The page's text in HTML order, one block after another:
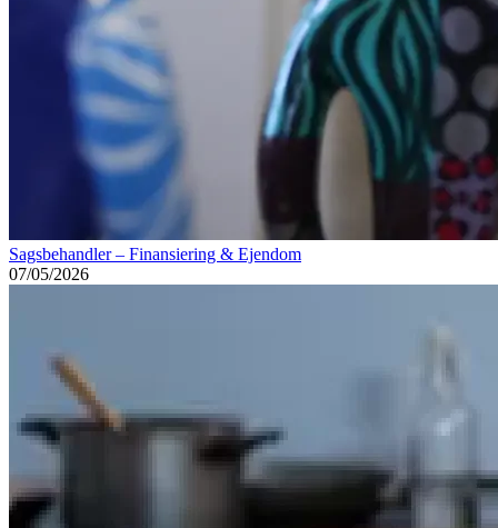
Sagsbehandler – Finansiering & Ejendom
07/05/2026